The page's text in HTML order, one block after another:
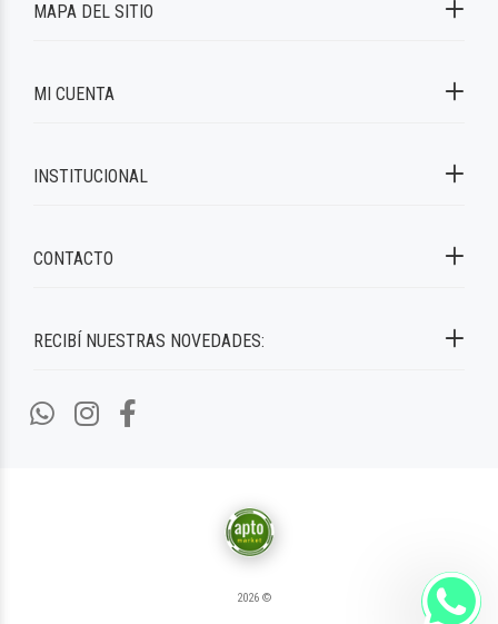
RECIBÍ NUESTRAS NOVEDADES:
MAPA DEL SITIO
MI CUENTA
INSTITUCIONAL
CONTACTO
2026 ©